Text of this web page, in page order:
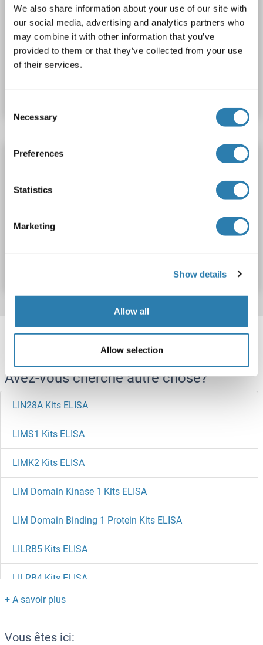
We also share information about your use of our site with
our social media, advertising and analytics partners who
may combine it with other information that you’ve
provided to them or that they’ve collected from your use
of their services.
Selection
Necessary
Preferences
Statistics
Marketing
Show details
Allow all
Allow selection
LIPA Reactivité: Souris Colorimetric
Sandwich ELISA
0.31-20 ng/mL
N° du produit ABIN2043893
Fiche technique Détails
Lipase A Kit ELISA
0.312 ng/mL - 20 ng/mL
Target information, Synonyms, Latest
Avez-vous cherché autre chose?
LIN28A Kits ELISA
LIMS1 Kits ELISA
LIMK2 Kits ELISA
LIM Domain Kinase 1 Kits ELISA
LIM Domain Binding 1 Protein Kits ELISA
LILRB5 Kits ELISA
LILRB4 Kits ELISA
LILRB2 Kits ELISA
LILRB1 Kits ELISA
Vous êtes ici: